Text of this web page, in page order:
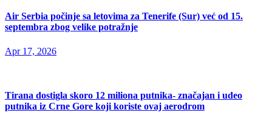
Air Serbia počinje sa letovima za Tenerife (Sur) već od 15.
septembra zbog velike potražnje
Apr 17, 2026
Tirana dostigla skoro 12 miliona putnika- značajan i udeo
putnika iz Crne Gore koji koriste ovaj aerodrom